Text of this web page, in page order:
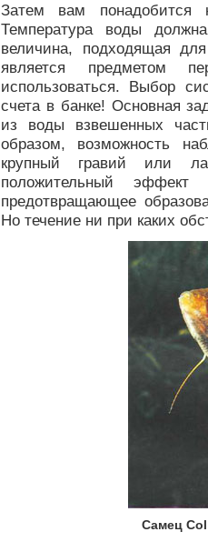
Затем вам понадобится
Температура воды
величина, подходящая
является предметом
использоваться. Выбор
счета в банке! Основная
из воды взвешенных
образом, возможность
крупный гравий или
положительный
предотвращающее
Но течение ни при каких
Самец